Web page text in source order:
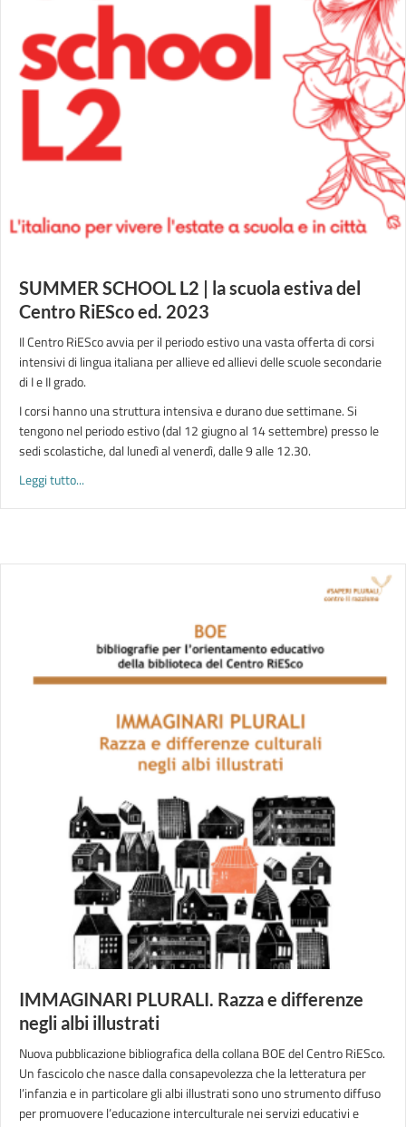
SUMMER SCHOOL L2 | la scuola estiva del
Centro RiESco ed. 2023
Il Centro RiESco avvia per il periodo estivo una vasta offerta di corsi
intensivi di lingua italiana per allieve ed allievi delle scuole secondarie
di I e II grado.
I corsi hanno una struttura intensiva e durano due settimane. Si
tengono nel periodo estivo (dal 12 giugno al 14 settembre) presso le
sedi scolastiche, dal lunedì al venerdì, dalle 9 alle 12.30.
Leggi tutto...
IMMAGINARI PLURALI. Razza e differenze
negli albi illustrati
Nuova pubblicazione bibliografica della collana BOE del Centro RiESco.
Un fascicolo che nasce dalla consapevolezza che la letteratura per
l’infanzia e in particolare gli albi illustrati sono uno strumento diffuso
per promuovere l’educazione interculturale nei servizi educativi e